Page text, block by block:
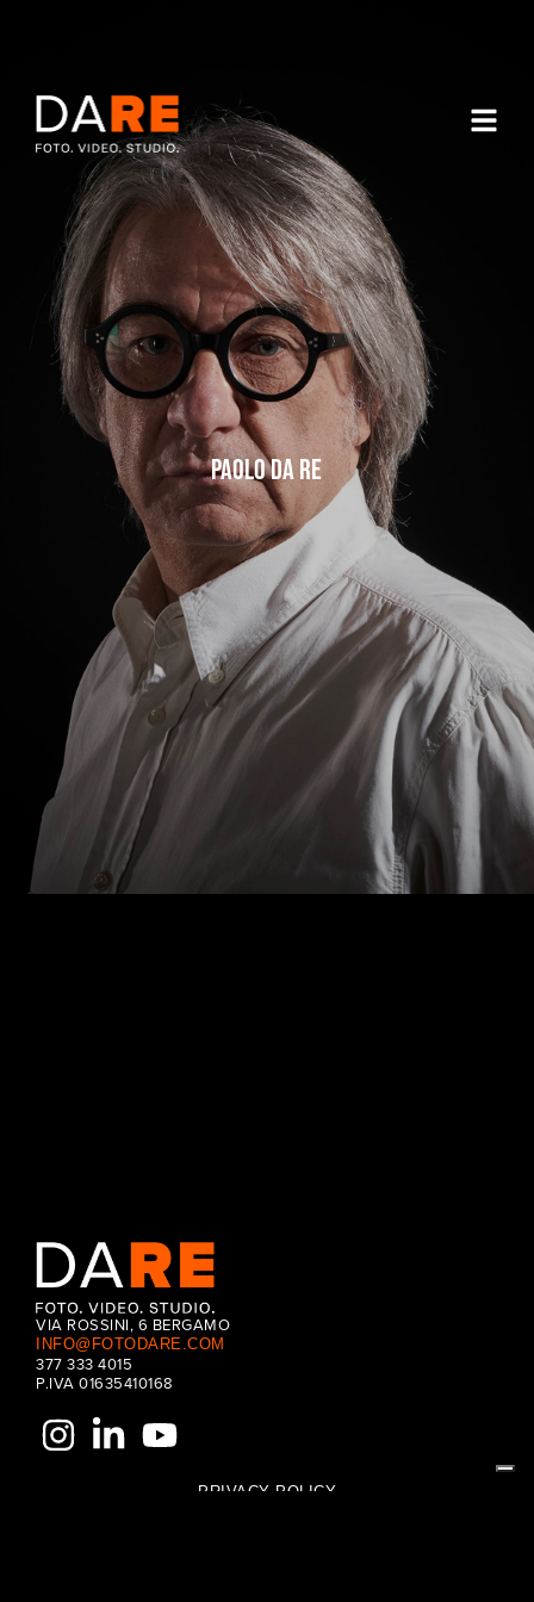
PAOLO DA RE
VIA ROSSINI, 6 BERGAMO
INFO@FOTODARE.COM
377 333 4015
P.IVA 01635410168
PRIVACY POLICY